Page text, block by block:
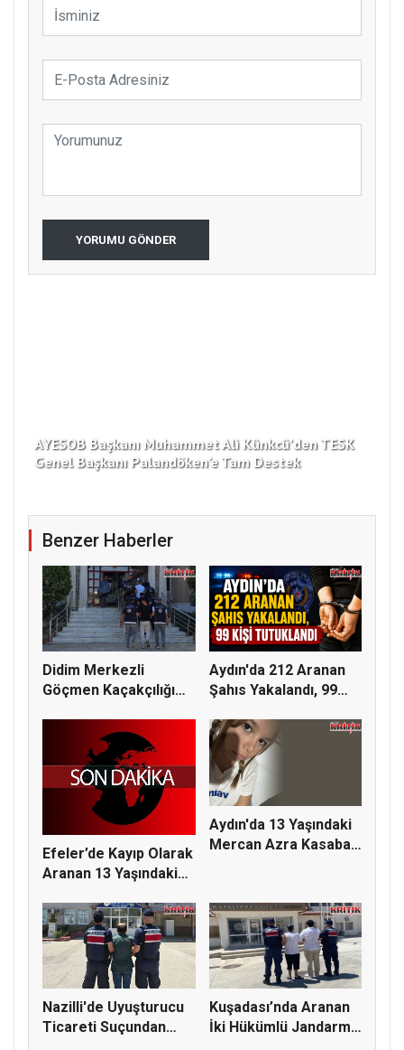
YORUMU GÖNDER
AYESOB Başkanı Muhammet Ali Künkcü’den TESK
Genel Başkanı Palandöken’e Tam Destek
Benzer Haberler
Didim Merkezli
Göçmen Kaçakçılığı
Aydın'da 212 Aranan
Şahıs Yakalandı, 99
Efeler’de Kayıp Olarak
Aranan 13 Yaşındaki
Aydın'da 13 Yaşındaki
Mercan Azra Kasaba
Nazilli'de Uyuşturucu
Ticareti Suçundan
Kuşadası’nda Aranan
İki Hükümlü Jandarma